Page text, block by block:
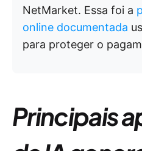
NetMarket. Essa foi a
online documentada
para proteger o
Principais